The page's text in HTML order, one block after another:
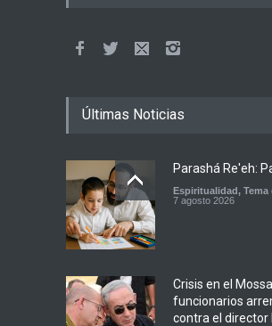
Últimas Noticias
Parashá Re'eh:
Espiritualidad, Tema
7 agosto 2026
Crisis en el
funcionarios
contra el director